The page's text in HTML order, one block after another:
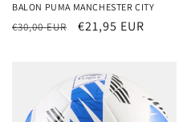
BALON PUMA MANCHESTER CITY
Precio
€30,00 EUR
Precio
€21,95 EUR